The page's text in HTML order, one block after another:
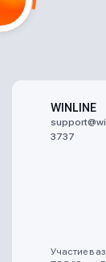
WINLINE
3737
Участие в